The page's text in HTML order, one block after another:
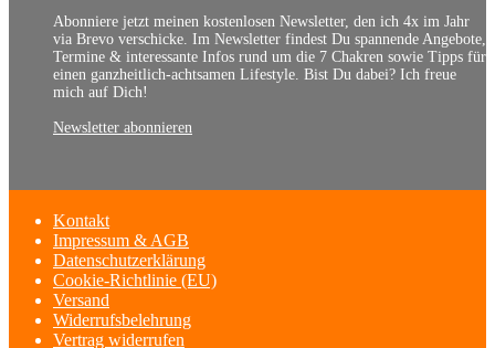
Abonniere jetzt meinen kostenlosen Newsletter, den ich 4x im Jahr
via Brevo verschicke. Im Newsletter findest Du spannende Angebote,
Termine & interessante Infos rund um die 7 Chakren sowie Tipps für
einen ganzheitlich-achtsamen Lifestyle. Bist Du dabei? Ich freue
mich auf Dich!
Newsletter abonnieren
Kontakt
Impressum & AGB
Datenschutzerklärung
Cookie-Richtlinie (EU)
Versand
Widerrufsbelehrung
Vertrag widerrufen